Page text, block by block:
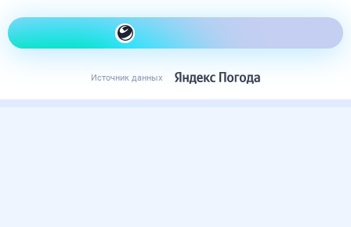
Как одеться сегодня
Источник данных